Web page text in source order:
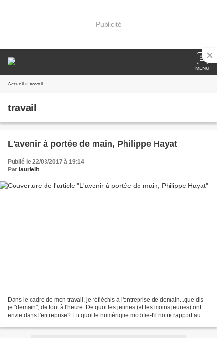
Publicité
MENU
Accueil » travail
travail
L'avenir à portée de main, Philippe Hayat
Publié le 22/03/2017 à 19:14
Par laurielit
Dans le cadre de mon travail, je réfléchis à l'entreprise de demain...que dis-
je "demain", de tout à l'heure. De quoi les jeunes (et les moins jeunes) ont
envie dans l'entreprise? En quoi le numérique modifie-t'il notre rapport au